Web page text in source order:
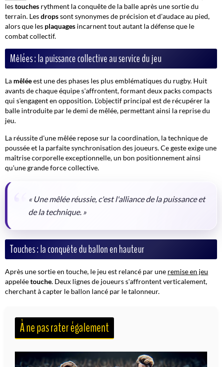
lestouches rythment la conquête de la balle après une sortie du
terrain. Lesdropssont synonymes de précision et d'audace au pied,
alors que les plaquages incarnent tout autant la défense que le
combat collectif.
Mêlées : la puissance collective au service du jeu
La mêléeest une des phases les plus emblématiques du rugby. Huit
avants de chaque équipe s'affrontent, formant deux packs compacts
qui s'engagent en opposition. L'objectif principal est de récupérer la
balle introduite par le demi de mêlée, permettant ainsi la reprise du
jeu.
La réussite d'une mêlée repose sur la coordination, la technique de
poussée et la parfaite synchronisation des joueurs.Ce geste exige une
maîtrise corporelle exceptionnelle, un bon positionnement ainsi
qu'une grande force collective.
« Une mêlée réussie, c'est l'alliance de la puissance et
de la technique. »
Touches : la conquête du ballon en hauteur
Après une sortie en touche, le jeu est relancé par une remise en jeu
appeléetouche. Deux lignes de joueurs s'affrontent verticalement,
cherchant à capter le ballon lancé par le talonneur.
À ne pas rater également